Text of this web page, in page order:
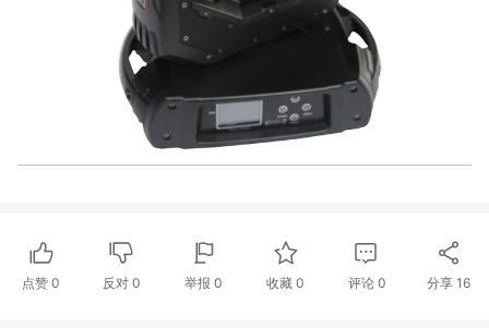
点赞 0 反对0 举报 0 收藏 0 评论 0 分享 16